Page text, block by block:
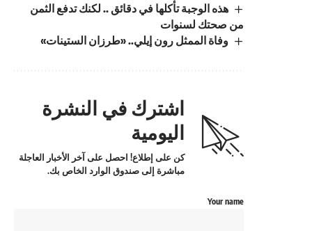
هذه الوجبة تأكلها في دقائق .. لكنك تدفع الثمن
من صحتك لسنوات
وفاة الممثل رون إيلي.. «طرزان الستينات»
اشترك في النشرة
اليومية
كن على إطلاع! احصل على آخر الأخبار العاجلة
مباشرة إلى صندوق الوارد الخاص بك.
Your name